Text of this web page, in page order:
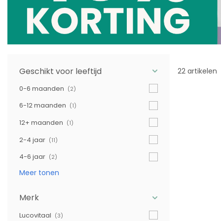
Geschikt voor leeftijd
0-6 maanden (2)
6-12 maanden (1)
12+ maanden (1)
2-4 jaar (11)
4-6 jaar (2)
Meer tonen
Merk
Lucovitaal (3)
22 artikelen